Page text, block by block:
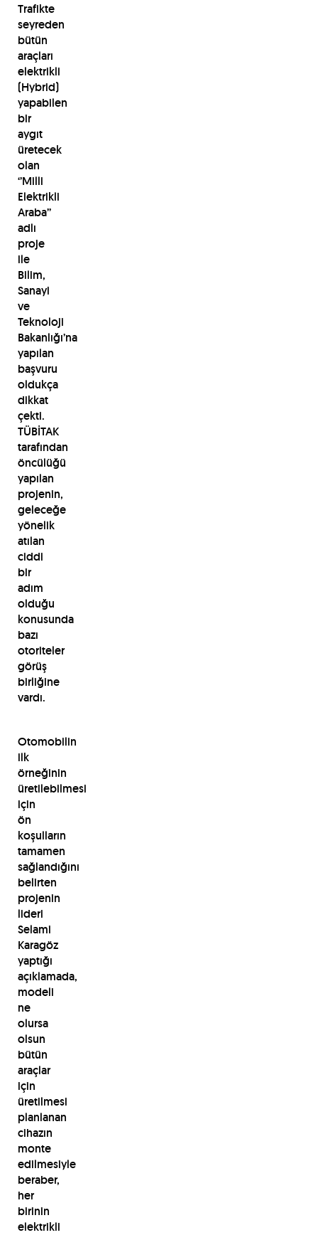
Trafikte
seyreden
bütün
araçları
elektrikli
(Hybrid)
yapabilen
bir
aygıt
üretecek
olan
‘’Milli
Elektrikli
Araba’’
adlı
proje
ile
Bilim,
Sanayi
ve
Teknoloji
Bakanlığı’na
yapılan
başvuru
oldukça
dikkat
çekti.
TÜBİTAK
tarafından
öncülüğü
yapılan
projenin,
geleceğe
yönelik
atılan
ciddi
bir
adım
olduğu
konusunda
bazı
otoriteler
görüş
birliğine
vardı.
Otomobilin
ilk
örneğinin
üretilebilmesi
için
ön
koşulların
tamamen
sağlandığını
belirten
projenin
lideri
Selami
Karagöz
yaptığı
açıklamada,
modeli
ne
olursa
olsun
bütün
araçlar
için
üretilmesi
planlanan
cihazın
monte
edilmesiyle
beraber,
her
birinin
elektrikli